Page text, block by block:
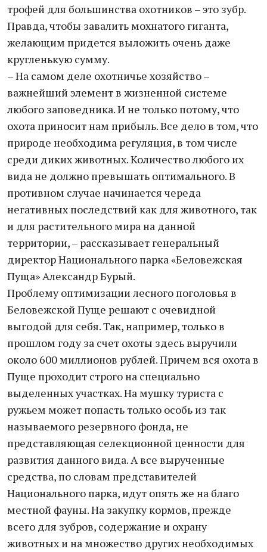
трофей для большинства охотников – это зубр.
Правда, чтобы завалить мохнатого гиганта,
желающим придется выложить очень даже
кругленькую сумму.
– На самом деле охотничье хозяйство –
важнейший элемент в жизненной системе
любого заповедника. И не только потому, что
охота приносит нам прибыль. Все дело в том, что
природе необходима регуляция, в том числе
среди диких животных. Количество любого их
вида не должно превышать оптимального. В
противном случае начинается череда
негативных последствий как для животного, так
и для растительного мира на данной
территории, – рассказывает генеральный
директор Национального парка «Беловежская
Пуща» Александр Бурый.
Проблему оптимизации лесного поголовья в
Беловежской Пуще решают с очевидной
выгодой для себя. Так, например, только в
прошлом году за счет охоты здесь выручили
около 600 миллионов рублей. Причем вся охота в
Пуще проходит строго на специально
выделенных участках. На мушку туриста с
ружьем может попасть только особь из так
называемого резервного фонда, не
представляющая селекционной ценности для
развития данного вида. А все вырученные
средства, по словам представителей
Национального парка, идут опять же на благо
местной фауны. На закупку кормов, прежде
всего для зубров, содержание и охрану
животных и на множество других необходимых